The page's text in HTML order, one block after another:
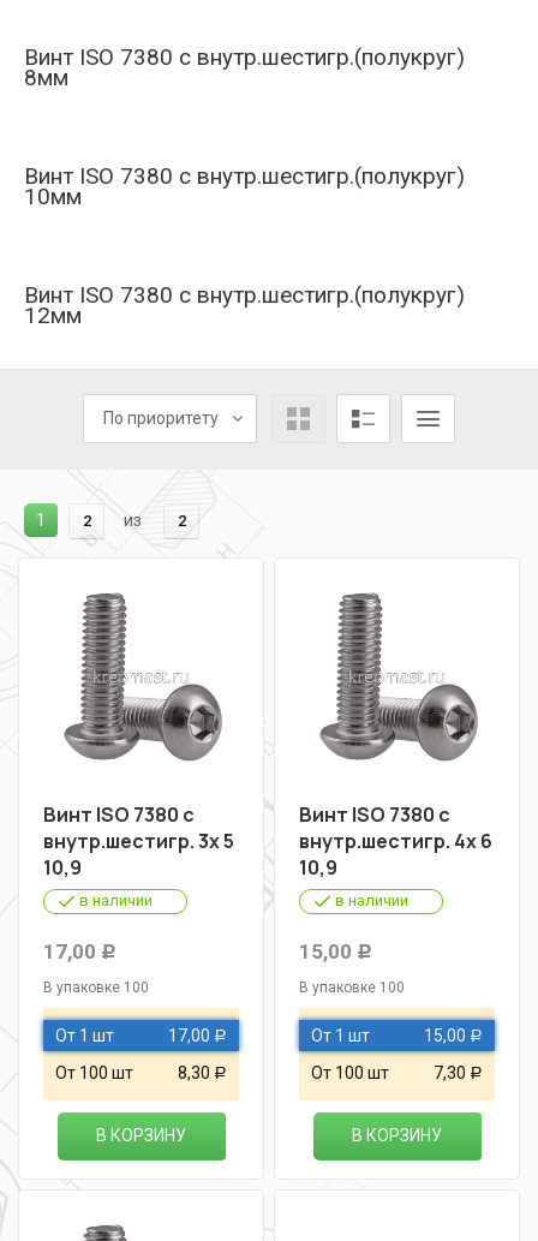
Винт ISO 7380 с внутр.шестигр.(полукруг)
8мм
Винт ISO 7380 с внутр.шестигр.(полукруг)
10мм
Винт ISO 7380 с внутр.шестигр.(полукруг)
12мм
По приоритету
1 2 из 2
Винт ISO 7380 с
внутр.шестигр. 3х 5
10,9
в наличии
17,00 Р
В упаковке 100
От 1 шт 17,00 Р
От 100 шт 8,30 Р
В КОРЗИНУ
Винт ISO 7380 с
внутр.шестигр. 4х 6
10,9
в наличии
15,00 Р
В упаковке 100
От 1 шт 15,00 Р
От 100 шт 7,30 Р
В КОРЗИНУ